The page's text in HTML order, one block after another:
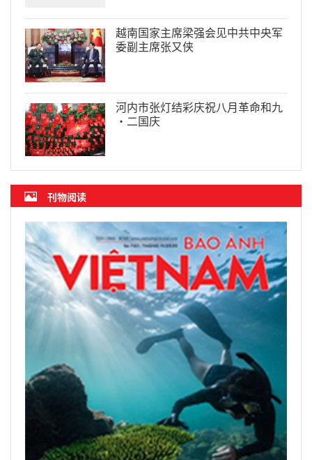
越南国家主席梁强会见中共中央军
委副主席张又侠
河内市张灯结彩庆祝八月革命和九
·二国庆
刊物阅读